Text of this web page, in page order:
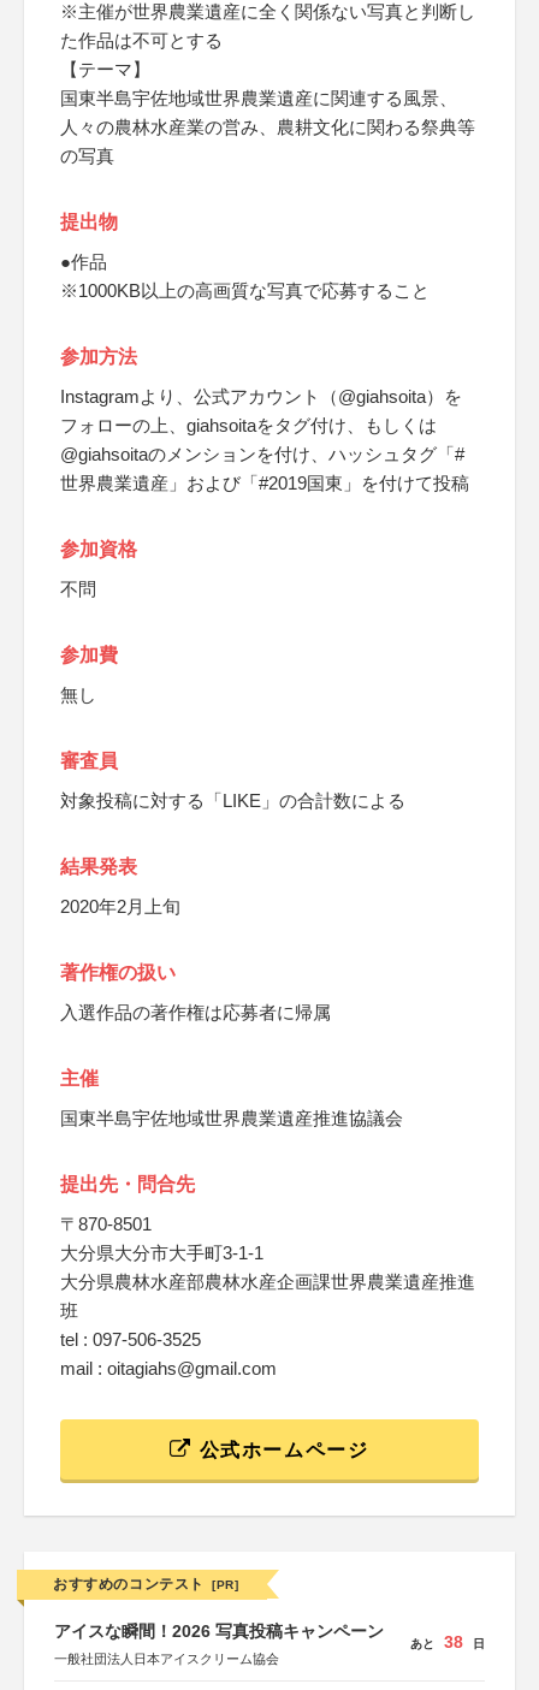
※主催が世界農業遺産に全く関係ない写真と判断し
た作品は不可とする
【テーマ】
国東半島宇佐地域世界農業遺産に関連する風景、
人々の農林水産業の営み、農耕文化に関わる祭典等
の写真
提出物
●作品
※1000KB以上の高画質な写真で応募すること
参加方法
Instagramより、公式アカウント（@giahsoita）を
フォローの上、giahsoitaをタグ付け、もしくは
@giahsoitaのメンションを付け、ハッシュタグ「#
世界農業遺産」および「#2019国東」を付けて投稿
参加資格
不問
参加費
無し
審査員
対象投稿に対する「LIKE」の合計数による
結果発表
2020年2月上旬
著作権の扱い
入選作品の著作権は応募者に帰属
主催
国東半島宇佐地域世界農業遺産推進協議会
提出先・問合先
〒870-8501
大分県大分市大手町3-1-1
大分県農林水産部農林水産企画課世界農業遺産推進
班
tel : 097-506-3525
mail : oitagiahs@gmail.com
公式ホームページ
おすすめのコンテスト [PR]
アイスな瞬間！2026 写真投稿キャンペーン
一般社団法人日本アイスクリーム協会
あと 38 日